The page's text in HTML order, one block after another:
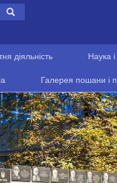
діяльність Наука
Галерея пошани і